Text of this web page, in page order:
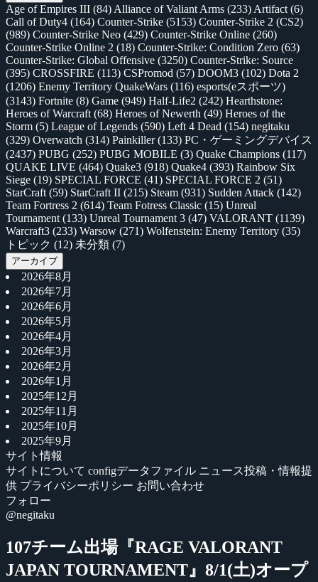
Age of Empires III (84) Alliance of Valiant Arms (233) Artifact (6)
Call of Duty4 (164) Counter-Strike (5153) Counter-Strike 2 (CS2)
(989) Counter-Strike Neo (429) Counter-Strike Online (260)
Counter-Strike Online 2 (18) Counter-Strike: Condition Zero (63)
Counter-Strike: Global Offensive (3250) Counter-Strike: Source
(395) CROSSFIRE (113) CSPromod (57) DOOM3 (102) Dota 2
(1206) Enemy Territory QuakeWars (116) esports(eスポーツ)
(3143) Fortnite (8) Game (949) Half-Life2 (242) Hearthstone:
Heroes of Warcraft (68) Heroes of Newerth (49) Heroes of the
Storm (5) League of Legends (590) Left 4 Dead (154) negitaku
(329) Overwatch (314) Painkiller(133) PC・ゲーミングデバイス
(2437) PUBG (252) PUBG MOBILE (3) Quake Champions (117)
QUAKE LIVE (464) Quake3 (918) Quake4 (393) Rainbow Six
Siege (19) SPECIAL FORCE (41) SPECIAL FORCE 2 (51)
StarCraft (59) StarCraft II (215) Steam (931) Sudden Attack (142)
Team Fortress 2 (614) Team Fotress Classic (15) Unreal
Tournament (133) Unreal Tournament 3 (47) VALORANT (1139)
Warcraft3 (233) Warsow (271) Wolfenstein: Enemy Territory (35)
トピック (12) 未分類 (7)
アーカイブ
2026年8月
2026年7月
2026年6月
2026年5月
2026年4月
2026年3月
2026年2月
2026年1月
2025年12月
2025年11月
2025年10月
2025年9月
サイト情報
サイトについて configデータファイル ニュース投稿・情報提
供 プライバシーポリシー お問い合わせ
フォロー
@negitaku
107チーム出場『RAGE VALORANT
JAPAN TOURNAMENT』8/1(土)オープ